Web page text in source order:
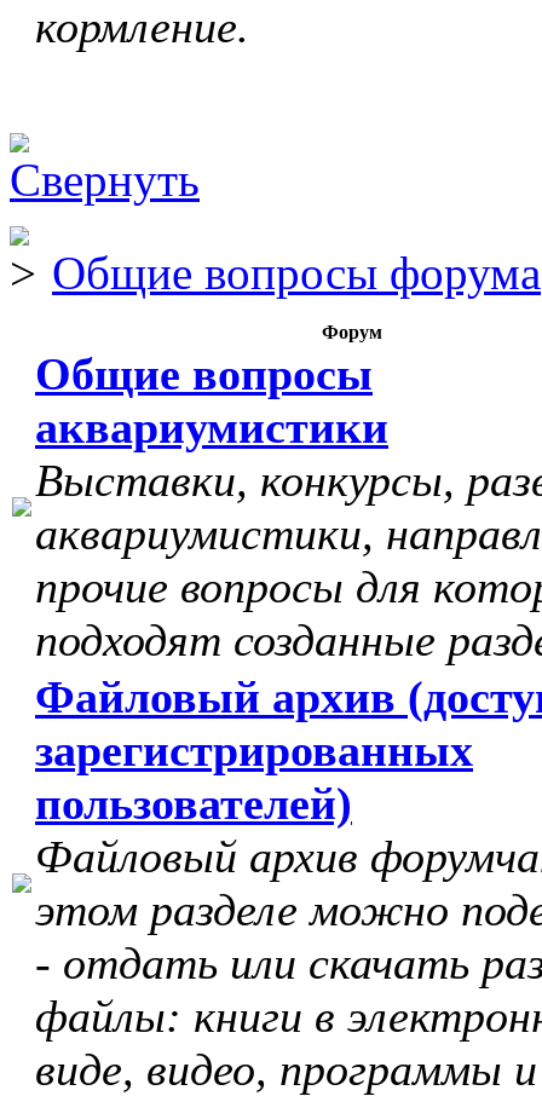
кормление.
Общие вопросы форума
Форум
Общие вопросы
аквариумистики
Выставки, конкурсы,
аквариумистики,
прочие вопросы для
подходят созданные
Файловый архив
зарегистрированных
пользователей)
Файловый архив
этом разделе можно
- отдать или скачать
файлы: книги в
виде, видео, программы